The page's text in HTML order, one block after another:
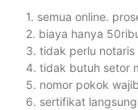
1. semua online.
2. biaya hanya
3. tidak perlu notaris
4. tidak butuh setor
5. nomor pokok
6. sertifikat